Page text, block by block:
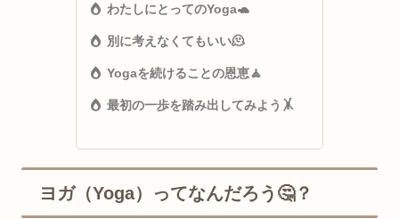
わたしにとってのYoga🐢
別に考えなくてもいい🫠
Yogaを続けることの恩恵🧘
最初の一歩を踏み出してみよう🤸
ヨガ（Yoga）ってなんだろう🤔？